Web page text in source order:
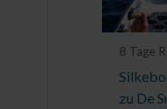
8 Tage
zu De